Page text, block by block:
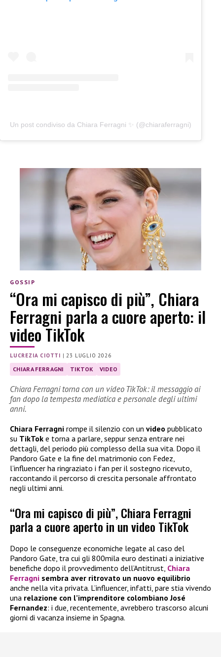
Un post condiviso da Chiara Ferragni ✨ (@chiaraferragni)
GOSSIP
“Ora mi capisco di più”, Chiara
Ferragni parla a cuore aperto: il
video TikTok
LUCREZIA CIOTTI |23 LUGLIO 2026
CHIARA FERRAGNI TIKTOK VIDEO
Chiara Ferragni torna con un video TikTok: il messaggio ai
fan dopo la tempesta mediatica e personale degli ultimi
anni.
Chiara Ferragni rompe il silenzio con un video pubblicato
su TikTok e torna a parlare, seppur senza entrare nei
dettagli, del periodo più complesso della sua vita. Dopo il
Pandoro Gate e la fine del matrimonio con Fedez,
l’influencer ha ringraziato i fan per il sostegno ricevuto,
raccontando il percorso di crescita personale affrontato
negli ultimi anni.
“Ora mi capisco di più”, Chiara Ferragni
parla a cuore aperto in un video TikTok
Dopo le conseguenze economiche legate al caso del
Pandoro Gate, tra cui gli 800mila euro destinati a iniziative
benefiche dopo il provvedimento dell’Antitrust, Chiara
Ferragni sembra aver ritrovato un nuovo equilibrio
anche nella vita privata. L’influencer, infatti, pare stia vivendo
una relazione con l’imprenditore colombiano José
Fernandez: i due, recentemente, avrebbero trascorso alcuni
giorni di vacanza insieme in Spagna.